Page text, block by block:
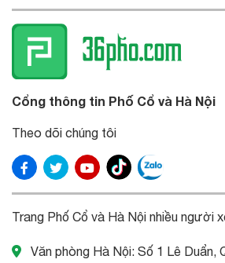
Cổng thông tin Phố Cổ và Hà Nội
Theo dõi chúng tôi
Trang Phố Cổ và Hà Nội nhiều người
Văn phòng Hà Nội: Số 1 Lê Duẩn,